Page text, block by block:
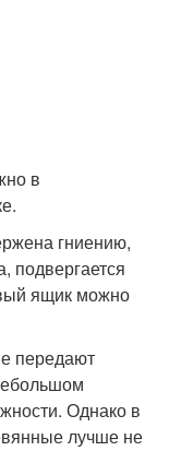
в
гниению,
подвергается
ящик можно
передают
Однако в
лучше не